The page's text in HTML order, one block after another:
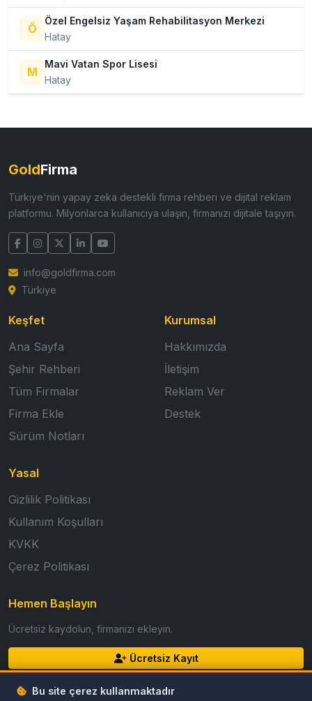
Ö
Özel Engelsiz Yaşam Rehabilitasyon Merkezi
Hatay
M
Mavi Vatan Spor Lisesi
Hatay
GoldFirma
Türkiye'nin yapay zeka destekli firma rehberi ve dijital reklam
platformu. Milyonlarca kullanıcıya ulaşın, firmanızı dijitale taşıyın.
info@goldfirma.com
Türkiye
Keşfet
Ana Sayfa
Şehir Rehberi
Tüm Firmalar
Firma Ekle
Sürüm Notları
Kurumsal
Hakkımızda
İletişim
Reklam Ver
Destek
Yasal
Gizlilik Politikası
Kullanım Koşulları
KVKK
Çerez Politikası
Hemen Başlayın
Ücretsiz kaydolun, firmanızı ekleyin.
Ücretsiz Kayıt
Giriş Yap
Bu site çerez kullanmaktadır